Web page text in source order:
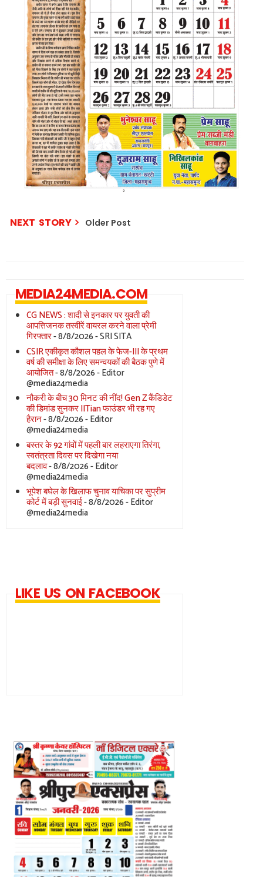
NEXT STORY Older Post
MEDIA24MEDIA.COM
CG NEWS : शादी से इनकार पर युवती की
आपत्तिजनक तस्वीरें वायरल करने वाला प्रेमी
गिरफ्तार- 8/8/2026- SRI SITA
CSIR एकीकृत कौशल पहल के फेज-III के प्रथम
वर्ष की समीक्षा के लिए समन्वयकों की बैठक पुणे में
आयोजित- 8/8/2026- Editor
@media24media
नौकरी के बीच 30 मिनट की नींद! Gen Z कैंडिडेट
की डिमांड सुनकर IITian फाउंडर भी रह गए
हैरान- 8/8/2026- Editor
@media24media
बस्तर के 92 गांवों में पहली बार लहराएगा तिरंगा,
स्वतंत्रता दिवस पर दिखेगा नया
बदलाव- 8/8/2026- Editor
@media24media
भूपेश बघेल के खिलाफ चुनाव याचिका पर सुप्रीम
कोर्ट में बड़ी सुनवाई- 8/8/2026- Editor
@media24media
LIKE US ON FACEBOOK